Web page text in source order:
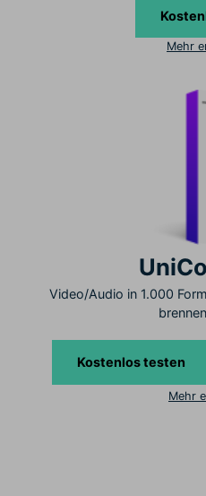
Mehr
Video/Audio in 1.000
Kostenlos testen
Mehr